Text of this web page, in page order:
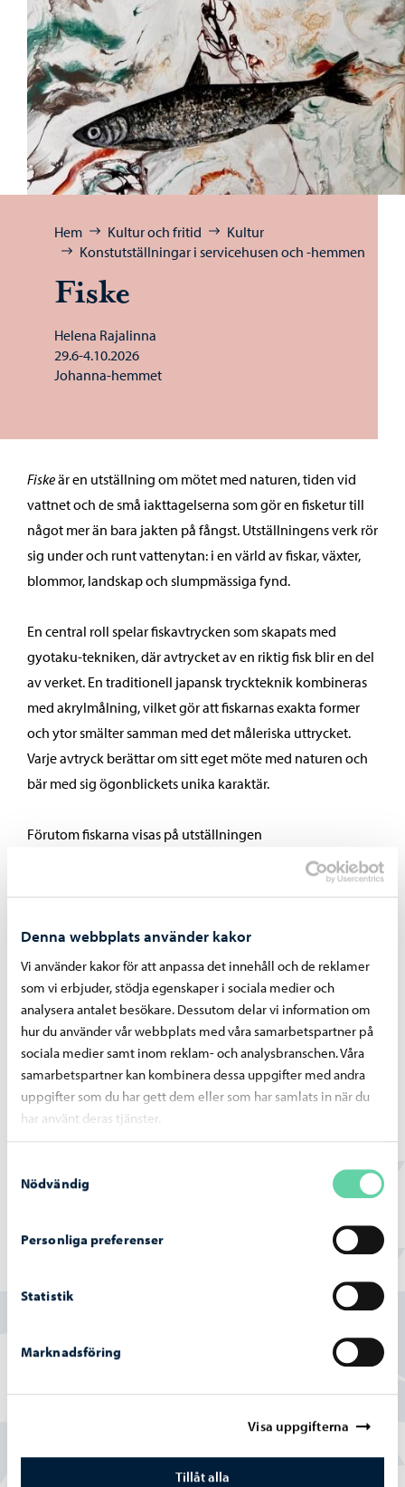
Denna webbplats använder kakor
Vi använder kakor för att anpassa det innehåll och de reklamer
som vi erbjuder, stödja egenskaper i sociala medier och
analysera antalet besökare. Dessutom delar vi information om
hur du använder vår webbplats med våra samarbetspartner på
sociala medier samt inom reklam- och analysbranschen. Våra
samarbetspartner kan kombinera dessa uppgifter med andra
uppgifter som du har gett dem eller som har samlats in när du
har använt deras tjänster.
Nödvändig
Personliga preferenser
Statistik
Marknadsföring
Visa uppgifterna
Tillåt alla
Bläddra:
Hem Kultur och fritid
Kultur
Konstutställningar i servicehusen och -hemmen
Fiske
Helena Rajalinna
29.6-4.10.2026
Johanna-hemmet
Fiskeär en utställning om mötet med naturen, tiden vid
vattnet och de små iakttagelserna som gör en fisketur till
något mer än bara jakten på fångst. Utställningens verk rör
sig under och runt vattenytan: i en värld av fiskar, växter,
blommor, landskap och slumpmässiga fynd.
En central roll spelar fiskavtrycken som skapats med
gyotaku-tekniken, där avtrycket av en riktig fisk blir en del
av verket. En traditionell japansk tryckteknik kombineras
med akrylmålning, vilket gör att fiskarnas exakta former
och ytor smälter samman med det måleriska uttrycket.
Varje avtryck berättar om sitt eget möte med naturen och
bär med sig ögonblickets unika karaktär.
Förutom fiskarna visas på utställningen
blomstermålningar och andra naturmotiv som har fångat
Utställningen uppmanar betraktaren att stanna upp vid
naturens detaljer och minnas att det mest betydelsefulla
med en fisketur ofta inte är fångsten, utan upplevelsen:
vattnets ljud, ljusets skiftningar, den blommande
strandängen och de stunder då omgivningen avslöjar
något nytt att se. Fiske är en berättelse om dessa
iakttagelser – om naturens närvaro och de spår den
lämnar efter sig.
Helena Rajalinna